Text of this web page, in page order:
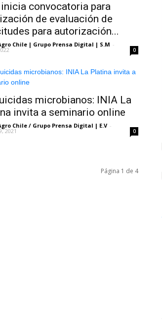
inicia convocatoria para
de evaluación de
para autorización...
Chile | Grupo Prensa Digital | S.M -
0
microbianos: INIA La
invita a seminario online
Chile / Grupo Prensa Digital | E.V -
2021 0
Página 1 de 4